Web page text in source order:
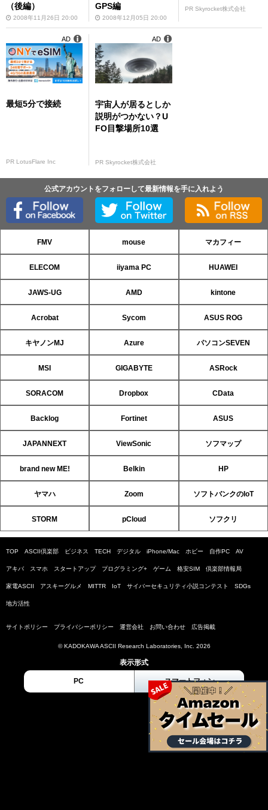
（後編）
2008年11月26日 20:00
GPS編
2008年12月05日 20:00
PR Skyrocket株式会社
最短5分で接続
PR LotusFlare Inc
AD
宇宙人が居るとしか
説明がつかない？U
FO目撃場所10選
PR Skyrocket株式会社
AD
公式アカウントをフォローして最新情報を手に入れよう
FMV mouse マカフィー
ELECOM iiyama PC HUAWEI
JAWS-UG AMD kintone
Acrobat Sycom ASUS ROG
キヤノンMJ Azure パソコンSEVEN
MSI GIGABYTE ASRock
SORACOM Dropbox CData
Backlog Fortinet ASUS
JAPANNEXT ViewSonic ソフマップ
brand new ME! Belkin HP
ヤマハ Zoom ソフトバンクのIoT
STORM pCloud ソフクリ
TOP ASCII倶楽部 ビジネス TECH デジタル iPhone/Mac ホビー 自作PC AV
アキバ スマホ スタートアップ プログラミング+ ゲーム 格安SIM 倶楽部情報局
家電ASCII アスキーグルメ MITTR IoT サイバーセキュリティ小説コンテスト SDGs
地方活性
サイトポリシー プライバシーポリシー 運営会社 お問い合わせ 広告掲載
© KADOKAWA ASCII Research Laboratories, Inc. 2026
表示形式
PC スマートフォン